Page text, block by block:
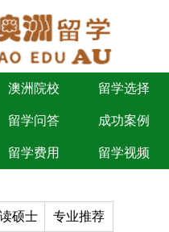
澳洲院校 留学选择
留学问答 成功案例
留学费用 留学视频
读硕士 专业推荐